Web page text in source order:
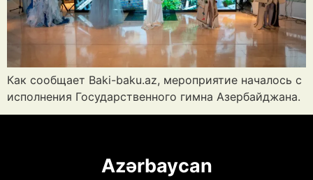
Как сообщает Baki-baku.az, мероприятие началось с
исполнения Государственного гимна Азербайджана.
Azərbaycan